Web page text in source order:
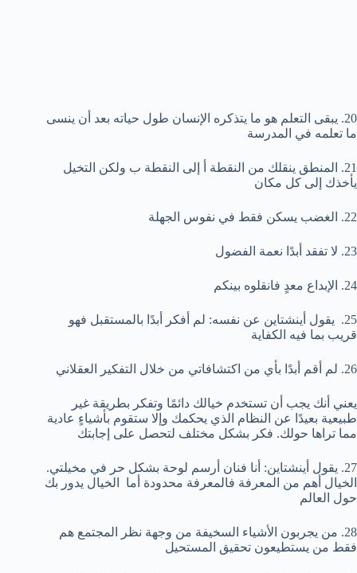
20. يبقى التعلم هو ما يتذكره الإنسان طول حياته بعد أن ينسى
ما تعلمه في المدرسة
21. المنطق ينقلك من النقطة أ إلى النقطة ب ولكن التخيل
يأخذك إلى كل مكان
22. الغضب يسكن فقط في نفوس الجهلة
23. لا تفقد أبدًا نعمة الفضول
24. الإبداع معدٍ فانقلوه بينكم
25. يقول أينشتاين عن نفسه: لم أفكر أبدًا بالمستقبل فهو
قريب بما فيه الكفاية
26. لم أقم أبدًا بأي من اكتشافاتي من خلال التفكير العقلاني
يعني أنك يجب أن تستخدم خيالك دائمًا وتفكر بطريقة غير
طبيعية بعيدًا عن النظام الذي يحكمك وإلا ستقوم بأشياءٍ عادية
مما تراها حولك. فكر بشكل مختلف لتحصل على إجابتك
27. يقول أينشتاين: أنا فنان أرسم لوحة بشكل حر في مخيلتي.
الخيال أهم من المعرفة فالمعرفة محدودة أما الخيال يدور بك
حول العالم
28. من يجربون الأشياء السخيفة من وجهة نظر المجتمع هم
فقط من يستطيعون تحقيق المستحيل